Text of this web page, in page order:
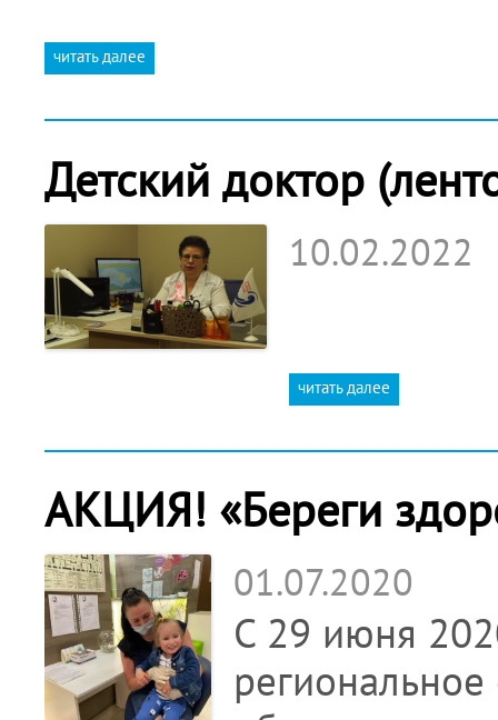
читать далее
Детский доктор
10.02.2022
читать далее
АКЦИЯ! «Береги
01.07.2020
С 29 июня